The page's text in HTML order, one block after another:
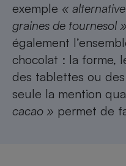
exemple «
graines de tournesol »
également
chocolat : la forme,
des tablettes ou
seule la mention
cacao » permet de